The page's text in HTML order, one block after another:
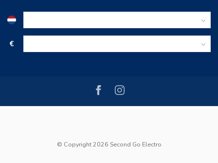
€
© Copyright 2026 Second Go Electro